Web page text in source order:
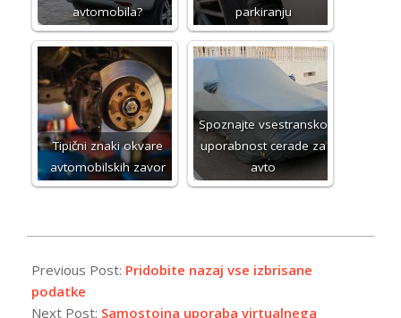
avtomobila?
parkiranju
Tipični znaki okvare
avtomobilskih zavor
Spoznajte vsestransko
uporabnost cerade za
avto
05-
15
Previous Post: Pridobite nazaj vse izbrisane
podatke
Next Post: Samostojna uporaba virtualnega